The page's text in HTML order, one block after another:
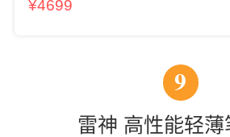
¥4699
9
雷神 高性能轻薄